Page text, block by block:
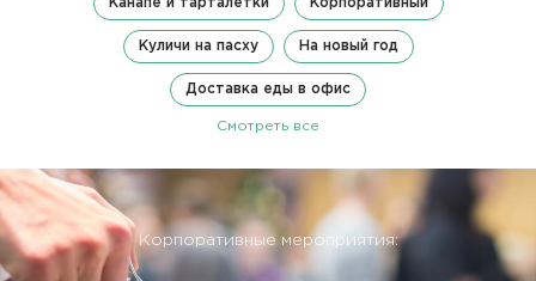
Канапе и тарталетки Корпоративный
Куличи на пасху На новый год
Доставка еды в офис
Смотреть все
Корпоративные мероприятия: